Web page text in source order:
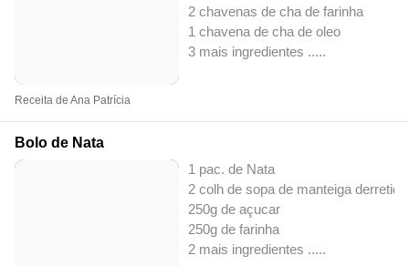
2 chavenas de cha de farinha
1 chavena de cha de oleo
3 mais ingredientes .....
Receita de Ana Patrícia
Bolo de Nata
1 pac. de Nata
2 colh de sopa de manteiga derretida
250g de açucar
250g de farinha
2 mais ingredientes .....